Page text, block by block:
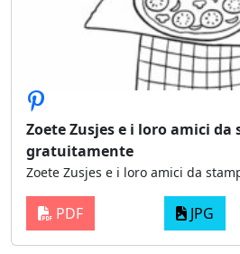
Zoete Zusjes e i loro amici da
gratuitamente
Zoete Zusjes e i loro amici da
PDF JPG